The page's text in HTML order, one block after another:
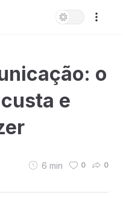
o
e
6 min 0 0